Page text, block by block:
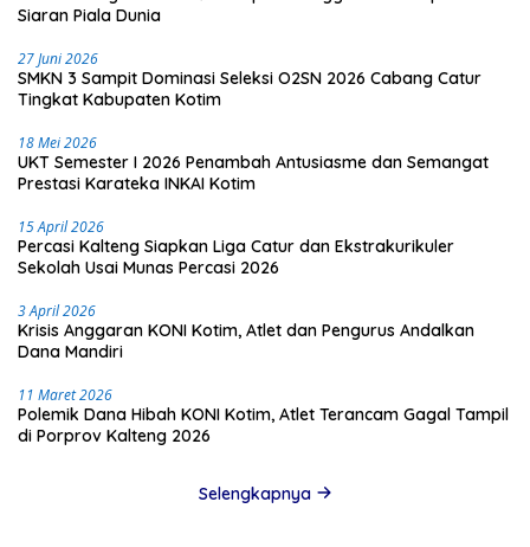
Siaran Piala Dunia
27 Juni 2026
SMKN 3 Sampit Dominasi Seleksi O2SN 2026 Cabang Catur
Tingkat Kabupaten Kotim
18 Mei 2026
UKT Semester I 2026 Penambah Antusiasme dan Semangat
Prestasi Karateka INKAI Kotim
15 April 2026
Percasi Kalteng Siapkan Liga Catur dan Ekstrakurikuler
Sekolah Usai Munas Percasi 2026
3 April 2026
Krisis Anggaran KONI Kotim, Atlet dan Pengurus Andalkan
Dana Mandiri
11 Maret 2026
Polemik Dana Hibah KONI Kotim, Atlet Terancam Gagal Tampil
di Porprov Kalteng 2026
Selengkapnya